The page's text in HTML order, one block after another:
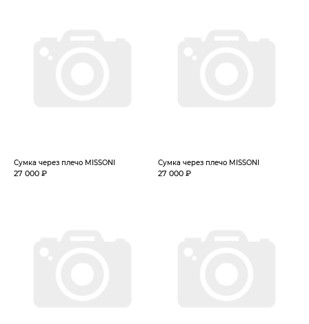
Сумка через плечо MISSONI
27 000 ₽
Сумка через плечо MISSONI
27 000 ₽